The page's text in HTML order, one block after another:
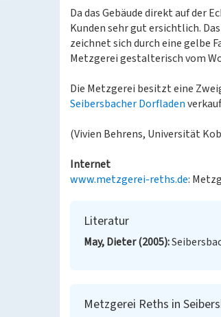
Da das Gebäude direkt auf der
Kunden sehr gut ersichtlich.
zeichnet sich durch eine gelbe
Metzgerei gestalterisch vom
Die Metzgerei besitzt eine
Seibersbacher Dorfladen
(Vivien Behrens, Universität
Internet
www.metzgerei-reths.de:
Literatur
May, Dieter (2005)
Metzgerei Reths in